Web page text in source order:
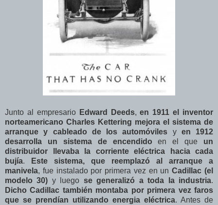
Junto al empresario Edward Deeds, en 1911 el inventor
norteamericano Charles Kettering mejora el sistema de
arranque y cableado de los automóviles y en 1912
desarrolla un sistema de encendido en el que un
distribuidor llevaba la corriente eléctrica hacia cada
bujía. Este sistema, que reemplazó al arranque a
manivela, fue instalado por primera vez en unCadillac (el
modelo 30) y luego se generalizó a toda la industria.
Dicho Cadillac también montaba por primera vez faros
que se prendían utilizando energia eléctrica. Antes de